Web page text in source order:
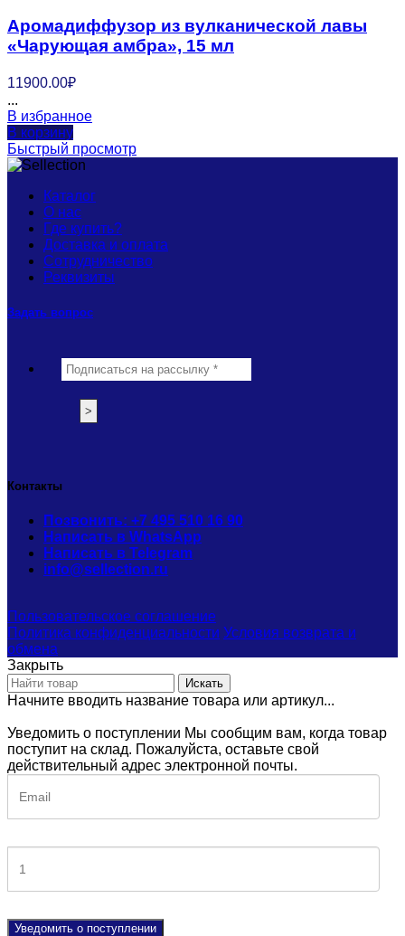
Аромадиффузор из вулканической лавы
«Чарующая амбра», 15 мл
11900.00₽
...
В избранное
В корзину
Быстрый просмотр
Каталог
О нас
Где купить?
Доставка и оплата
Сотрудничество
Реквизиты
Задать вопрос
Контакты
Позвонить: +7 495 510 16 90
Написать в WhatsApp
Написать в Telegram
info@sellection.ru
Пользовательское соглашение
Политика конфиденциальности Условия возврата и
обмена
Закрыть
Искать
Начните вводить название товара или артикул...
Уведомить о поступлении Мы сообщим вам, когда товар
поступит на склад. Пожалуйста, оставьте свой
действительный адрес электронной почты.
Уведомить о поступлении